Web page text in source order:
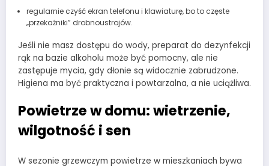
regularnie czyść ekran telefonu i klawiaturę, bo to częste
„przekaźniki” drobnoustrojów.
Jeśli nie masz dostępu do wody, preparat do dezynfekcji
rąk na bazie alkoholu może być pomocny, ale nie
zastępuje mycia, gdy dłonie są widocznie zabrudzone.
Higiena ma być praktyczna i powtarzalna, a nie uciążliwa.
Powietrze w domu: wietrzenie,
wilgotność i sen
W sezonie grzewczym powietrze w mieszkaniach bywa